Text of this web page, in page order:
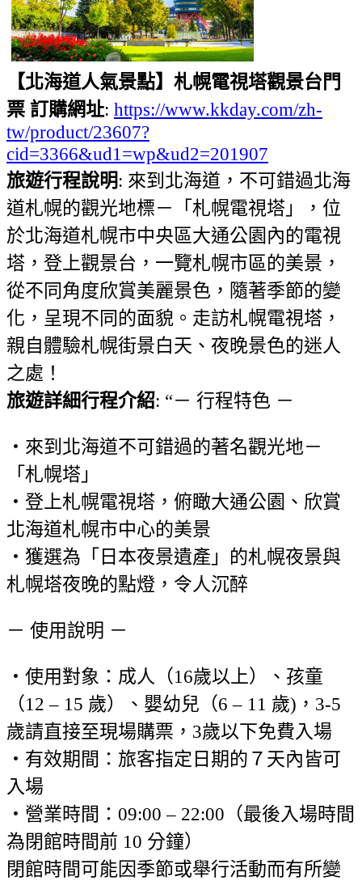
【北海道人氣景點】札幌電視塔觀景台門
票 訂購網址: https://www.kkday.com/zh-
tw/product/23607?
cid=3366&ud1=wp&ud2=201907
旅遊行程說明: 來到北海道，不可錯過北海
道札幌的觀光地標－「札幌電視塔」，位
於北海道札幌市中央區大通公園內的電視
塔，登上觀景台，一覽札幌市區的美景，
從不同角度欣賞美麗景色，隨著季節的變
化，呈現不同的面貌。走訪札幌電視塔，
親自體驗札幌街景白天、夜晚景色的迷人
之處！
旅遊詳細行程介紹: “－ 行程特色 －
・來到北海道不可錯過的著名觀光地－
「札幌塔」
・登上札幌電視塔，俯瞰大通公園、欣賞
北海道札幌市中心的美景
・獲選為「日本夜景遺產」的札幌夜景與
札幌塔夜晚的點燈，令人沉醉
－ 使用說明 －
・使用對象：成人（16歲以上）、孩童
（12 – 15 歲）、嬰幼兒（6 – 11 歲)，3-5
歲請直接至現場購票，3歲以下免費入場
・有效期間：旅客指定日期的７天內皆可
入場
・營業時間：09:00 – 22:00（最後入場時間
為閉館時間前 10 分鐘）
閉館時間可能因季節或舉行活動而有所變